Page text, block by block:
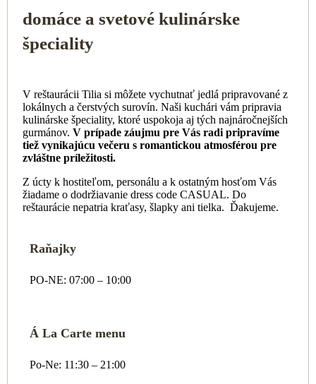
domáce a svetové kulinárske
špeciality
V reštaurácii Tilia si môžete vychutnať jedlá pripravované z
lokálnych a čerstvých surovín. Naši kuchári vám pripravia
kulinárske špeciality, ktoré uspokoja aj tých najnáročnejších
gurmánov. V prípade záujmu pre Vás radi pripravíme
tiež vynikajúcu večeru s romantickou atmosférou pre
zvláštne príležitosti.
Z úcty k hostiteľom, personálu a k ostatným hosťom Vás
žiadame o dodržiavanie dress code CASUAL. Do
reštaurácie nepatria kraťasy, šlapky ani tielka. Ďakujeme.
Raňajky
PO-NE: 07:00 – 10:00
Á La Carte menu
Po-Ne: 11:30 – 21:00